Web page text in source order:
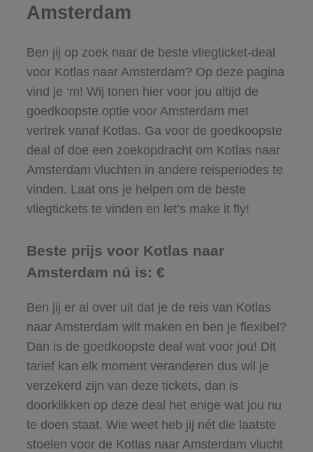
Amsterdam
Ben jij op zoek naar de beste vliegticket-deal
voor Kotlas naar Amsterdam? Op deze pagina
vind je ‘m! Wij tonen hier voor jou altijd de
goedkoopste optie voor Amsterdam met
vertrek vanaf Kotlas. Ga voor de goedkoopste
deal of doe een zoekopdracht om Kotlas naar
Amsterdam vluchten in andere reisperiodes te
vinden. Laat ons je helpen om de beste
vliegtickets te vinden en let’s make it fly!
Beste prijs voor Kotlas naar
Amsterdam nú is: €
Ben jij er al over uit dat je de reis van Kotlas
naar Amsterdam wilt maken en ben je flexibel?
Dan is de goedkoopste deal wat voor jou! Dit
tarief kan elk moment veranderen dus wil je
verzekerd zijn van deze tickets, dan is
doorklikken op deze deal het enige wat jou nu
te doen staat. Wie weet heb jij nét die laatste
stoelen voor de Kotlas naar Amsterdam vlucht